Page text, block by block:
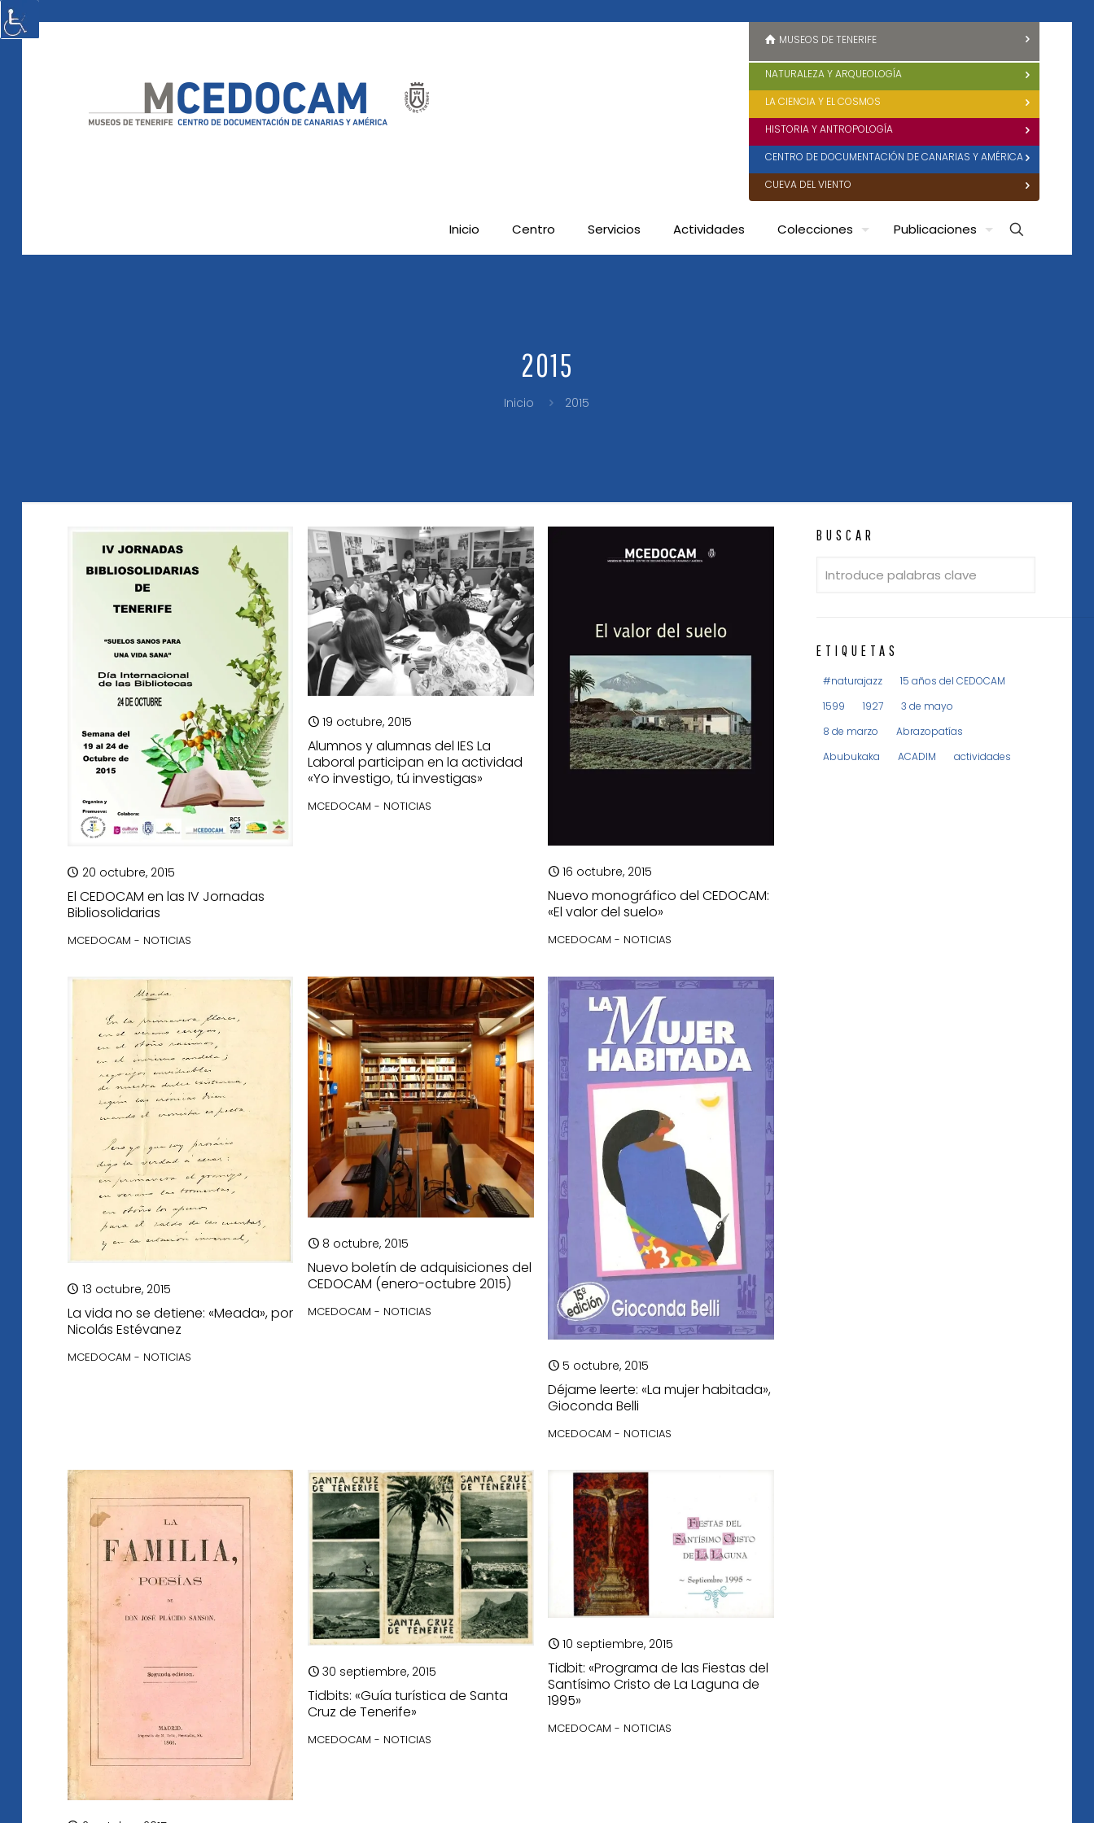
Inicio Centro Servicios Actividades Colecciones Publicaciones
MUSEOS DE TENERIFE
NATURALEZA Y ARQUEOLOGÍA
LA CIENCIA Y EL COSMOS
HISTORIA Y ANTROPOLOGÍA
CENTRO DE DOCUMENTACIÓN DE CANARIAS Y AMÉRICA
CUEVA DEL VIENTO
2015
Inicio 2015
20 octubre, 2015
El CEDOCAM en las IV Jornadas
Bibliosolidarias
MCEDOCAM - NOTICIAS
19 octubre, 2015
Alumnos y alumnas del IES La
Laboral participan en la actividad
«Yo investigo, tú investigas»
MCEDOCAM - NOTICIAS
16 octubre, 2015
Nuevo monográfico del CEDOCAM:
«El valor del suelo»
MCEDOCAM - NOTICIAS
13 octubre, 2015
La vida no se detiene: «Meada», por
Nicolás Estévanez
MCEDOCAM - NOTICIAS
8 octubre, 2015
Nuevo boletín de adquisiciones del
CEDOCAM (enero-octubre 2015)
MCEDOCAM - NOTICIAS
5 octubre, 2015
Déjame leerte: «La mujer habitada»,
Gioconda Belli
MCEDOCAM - NOTICIAS
30 septiembre, 2015
Tidbits: «Guía turística de Santa
Cruz de Tenerife»
MCEDOCAM - NOTICIAS
10 septiembre, 2015
Tidbit: «Programa de las Fiestas del
Santísimo Cristo de La Laguna de
1995»
MCEDOCAM - NOTICIAS
BUSCAR
ETIQUETAS
#naturajazz
15 años del CEDOCAM
1599
1927
3 de mayo
8 de marzo
Abrazopatías
Abubukaka
ACADIM actividades